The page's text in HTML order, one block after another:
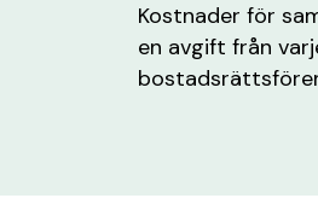
Kostnader för
en avgift från